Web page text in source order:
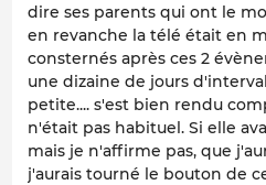
dire ses parents qui ont le
en revanche la télé était en
consternés après ces 2
une dizaine de jours
petite.... s'est bien rendu
n'était pas habituel. Si elle
mais je n'affirme pas, que
j'aurais tourné le bouton de